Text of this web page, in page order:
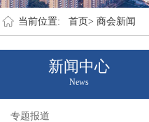
当前位置: 首页> 商会新闻
新闻中心
News
专题报道